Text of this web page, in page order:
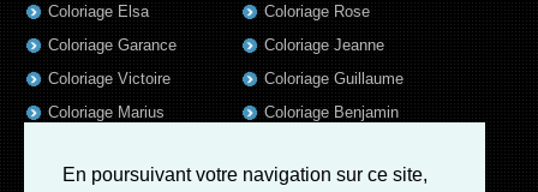
En poursuivant votre navigation sur ce site,
Coloriage Elsa
Coloriage Garance
Coloriage Victoire
Coloriage Marius
Coloriage Eleonore
Coloriage Rose
Coloriage Jeanne
Coloriage Guillaume
Coloriage Benjamin
Coloriage Matteo